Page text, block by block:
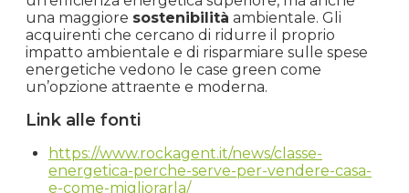
tutto l’anno. Inoltre, l’efficienza energetica delle
case greensi traduce in un impatto ambientale
ridotto, contribuendo allasostenibilità
dell’ambiente e alla riduzione delle emissioni di
gas serra, obiettivi supportati dalla transizione
energetica G o superiore.
Consumo energetico e